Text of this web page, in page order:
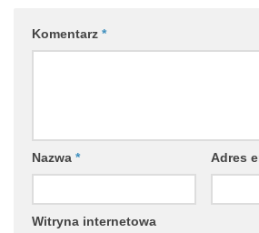
Komentarz *
Nazwa * Adres
Witryna internetowa